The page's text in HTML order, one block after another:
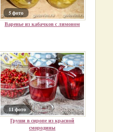
5 фото
Варенье из кабачков с лимоном
11 фото
Груши в сиропе из красной
смородины